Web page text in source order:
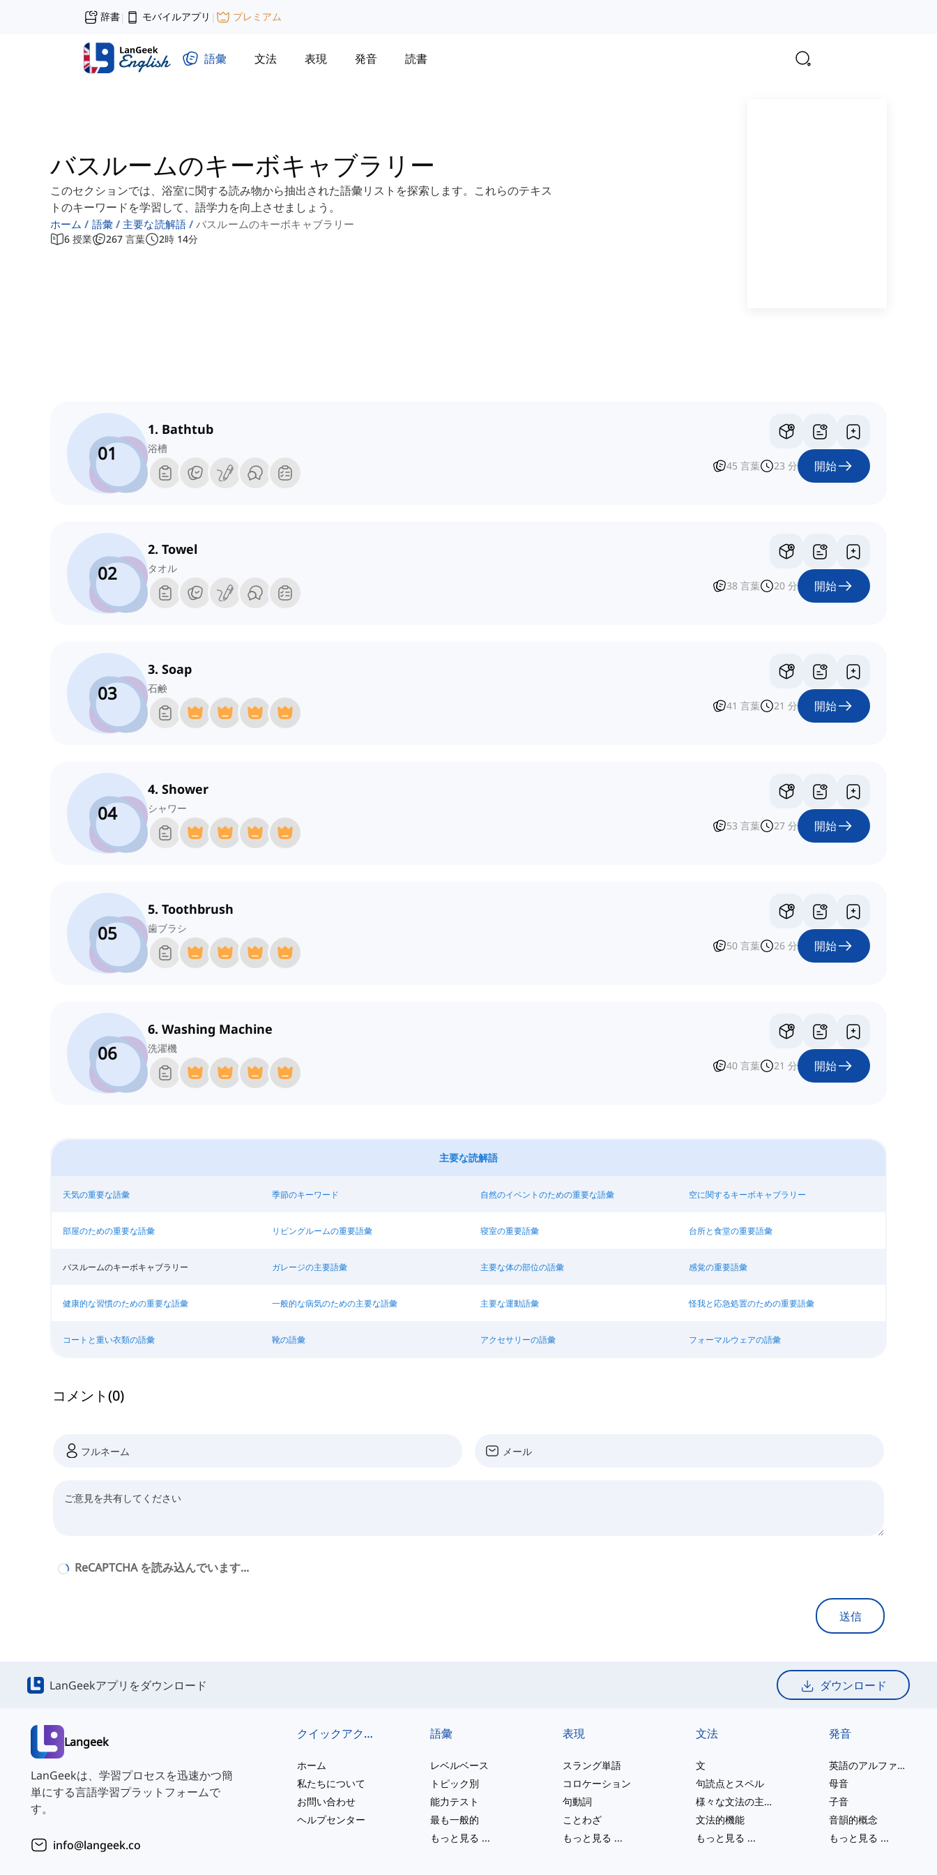
辞書| モバイルアプリ | プレミアム
語彙 文法 表現 発音 読書
バスルームのキーボキャブラリー
このセクションでは、浴室に関する読み物から抽出された語彙リストを探索します。これらのテキス
トのキーワードを学習して、語学力を向上させましょう。
ホーム 語彙 主要な読解語 バスルームのキーボキャブラリー
6 授業 267 言葉 2時 14分
01
1. Bathtub
浴槽
45 言葉 23 分 開始
02
2. Towel
タオル
38 言葉 20 分 開始
03
3. Soap
石鹸
41 言葉 21 分 開始
04
4. Shower
シャワー
53 言葉 27 分 開始
05
5. Toothbrush
歯ブラシ
50 言葉 26 分 開始
06
6. Washing Machine
洗濯機
40 言葉 21 分 開始
主要な読解語
天気の重要な語彙 季節のキーワード 自然のイベントのための重要な語彙 空に関するキーボキャブラリー
部屋のための重要な語彙 リビングルームの重要語彙 寝室の重要語彙 台所と食堂の重要語彙
バスルームのキーボキャブラリー ガレージの主要語彙 主要な体の部位の語彙 感覚の重要語彙
健康的な習慣のための重要な語彙 一般的な病気のための主要な語彙 主要な運動語彙 怪我と応急処置のための重要語彙
コートと重い衣類の語彙 靴の語彙 アクセサリーの語彙 フォーマルウェアの語彙
コメント(0)
ReCAPTCHA を読み込んでいます...
送信
LanGeekアプリをダウンロード ダウンロード
Langeek
LanGeekは、学習プロセスを迅速かつ簡
単にする言語学習プラットフォームで
す。
info@langeek.co
クイックアクセス
ホーム
私たちについて
お問い合わせ
ヘルプセンター
語彙
レベルベース
トピック別
能力テスト
最も一般的
もっと見る ...
表現
スラング単語
コロケーション
句動詞
ことわざ
もっと見る ...
文法
文
句読点とスペル
様々な文法の主題
文法的機能
もっと見る ...
発音
英語のアルファベット
母音
子音
音韻的概念
もっと見る ...